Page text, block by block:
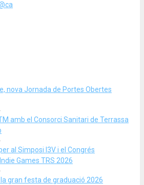
nova Jornada de Portes Obertes
amb el Consorci Sanitari de Terrassa
al Simposi I3V i el Congrés
Games TRS 2026
la gran festa de graduació 2026